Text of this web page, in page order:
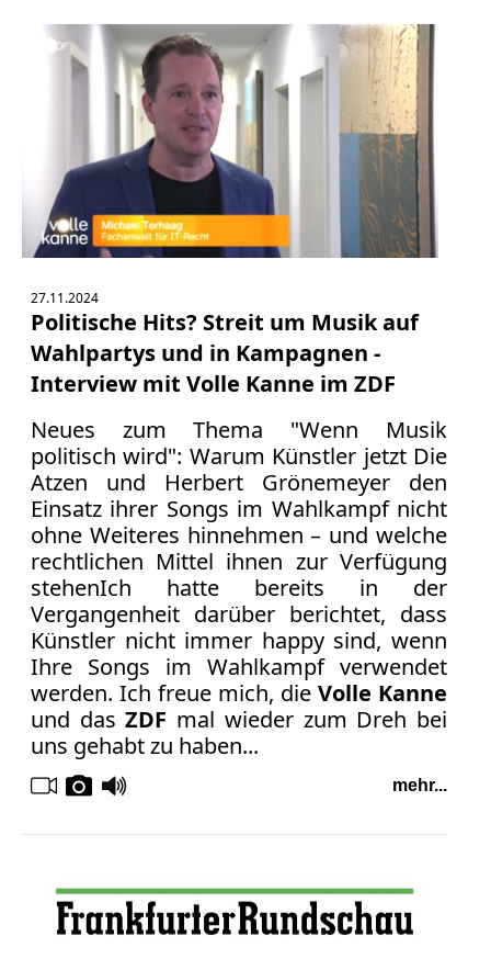
27.11.2024
Politische Hits? Streit um Musik auf
Wahlpartys und in Kampagnen -
Interview mit Volle Kanne im ZDF
Neues zum Thema "Wenn Musik
politisch wird": Warum Künstler jetzt Die
Atzen und Herbert Grönemeyer den
Einsatz ihrer Songs im Wahlkampf nicht
ohne Weiteres hinnehmen – und welche
rechtlichen Mittel ihnen zur Verfügung
stehenIch hatte bereits in der
Vergangenheit darüber berichtet, dass
Künstler nicht immer happy sind, wenn
Ihre Songs im Wahlkampf verwendet
werden. Ich freue mich, die Volle Kanne
und dasZDF mal wieder zum Dreh bei
uns gehabt zu haben...
mehr...
Markenrecht
Meinungsfreiheit
Persönlichkeitsrecht
Sportwetten
TV
Tagesspiegel
Urheberrecht
Verbraucherrecht
Volle
Kanne
WDR
Werbung
Wettbewerbsrecht
ZDF
online
print